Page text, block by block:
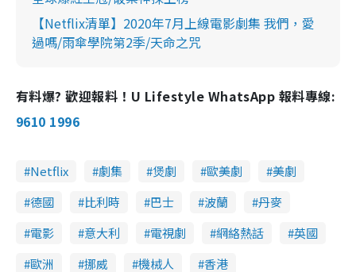
【Netflix清單】2020年7月上線電影劇集 我們，愛
過嗎/雨傘學院第2季/天命之咒
有料爆? 歡迎報料！U Lifestyle WhatsApp 報料專線:
9610 1996
Netflix 劇集 煲劇 歐美劇
美劇
德國
比利時 巴士 波蘭
丹麥
電影
意大利 電視劇 網絡熱話
英國
歐洲
挪威 機械人 香港